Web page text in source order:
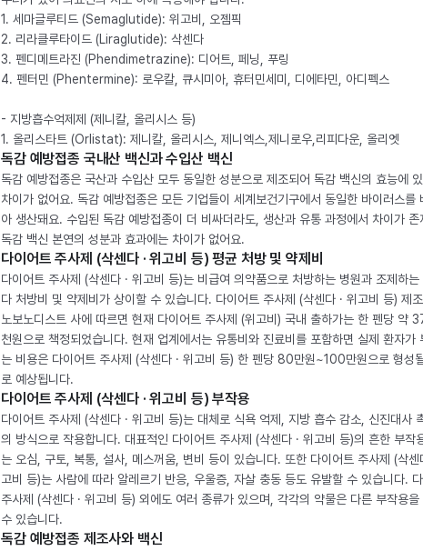
1. 세마글루티드 (Semaglutide): 위고비, 오젬픽
2. 리라클루타이드 (Liraglutide): 삭센다
3. 펜디메트라진 (Phendimetrazine): 디어트, 페닝, 푸링
4. 펜터민 (Phentermine): 로우칼, 큐시미아, 휴터민세미, 디에타민, 아디펙스
- 지방흡수억제제 (제니칼, 올리시스 등)
1. 올리스타트 (Orlistat): 제니칼, 올리시스, 제니엑스,제니로우,리피다운, 올리엣
독감 예방접종 국내산 백신과 수입산 백신
독감 예방접종은 국산과 수입산 모두 동일한 성분으로 제조되어 독감 백신의 효능에
차이가 없어요. 독감 예방접종은 모든 기업들이 세계보건기구에서 동일한 바이러스를
아 생산돼요. 수입된 독감 예방접종이 더 비싸더라도, 생산과 유통 과정에서 차이가 존
독감 백신 본연의 성분과 효과에는 차이가 없어요.
다이어트 주사제 (삭센다 · 위고비 등) 평균 처방 및 약제비
다이어트 주사제 (삭센다 · 위고비 등)는 비급여 의약품으로 처방하는 병원과 조제하는
다 처방비 및 약제비가 상이할 수 있습니다. 다이어트 주사제 (삭센다 · 위고비 등) 제
노보노디스트 사에 따르면 현재 다이어트 주사제 (위고비) 국내 출하가는 한 펜당 약
천원으로 책정되었습니다. 현재 업계에서는 유통비와 진료비를 포함하면 실제 환자가
는 비용은 다이어트 주사제 (삭센다 · 위고비 등) 한 펜당 80만원~100만원으로 형성
로 예상됩니다.
다이어트 주사제 (삭센다 · 위고비 등) 부작용
다이어트 주사제 (삭센다 · 위고비 등)는 대체로 식욕 억제, 지방 흡수 감소, 신진대사
의 방식으로 작용합니다. 대표적인 다이어트 주사제 (삭센다 · 위고비 등)의 흔한 부작
는 오심, 구토, 복통, 설사, 메스꺼움, 변비 등이 있습니다. 또한 다이어트 주사제 (삭센
고비 등)는 사람에 따라 알레르기 반응, 우울증, 자살 충동 등도 유발할 수 있습니다.
주사제 (삭센다 · 위고비 등) 외에도 여러 종류가 있으며, 각각의 약물은 다른 부작용을
수 있습니다.
독감 예방접종 제조사와 백신